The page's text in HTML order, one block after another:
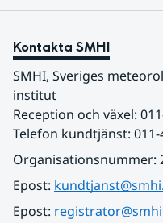
Kontakta SMHI
SMHI, Sveriges
institut
Reception och växel:
Telefon kundtjänst: 011-
Organisationsnummer:
Epost:
Epost: